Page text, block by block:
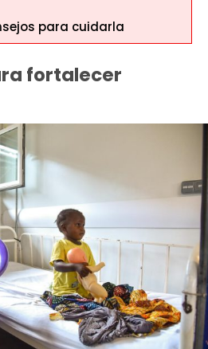
para cuidarla
fortalecer